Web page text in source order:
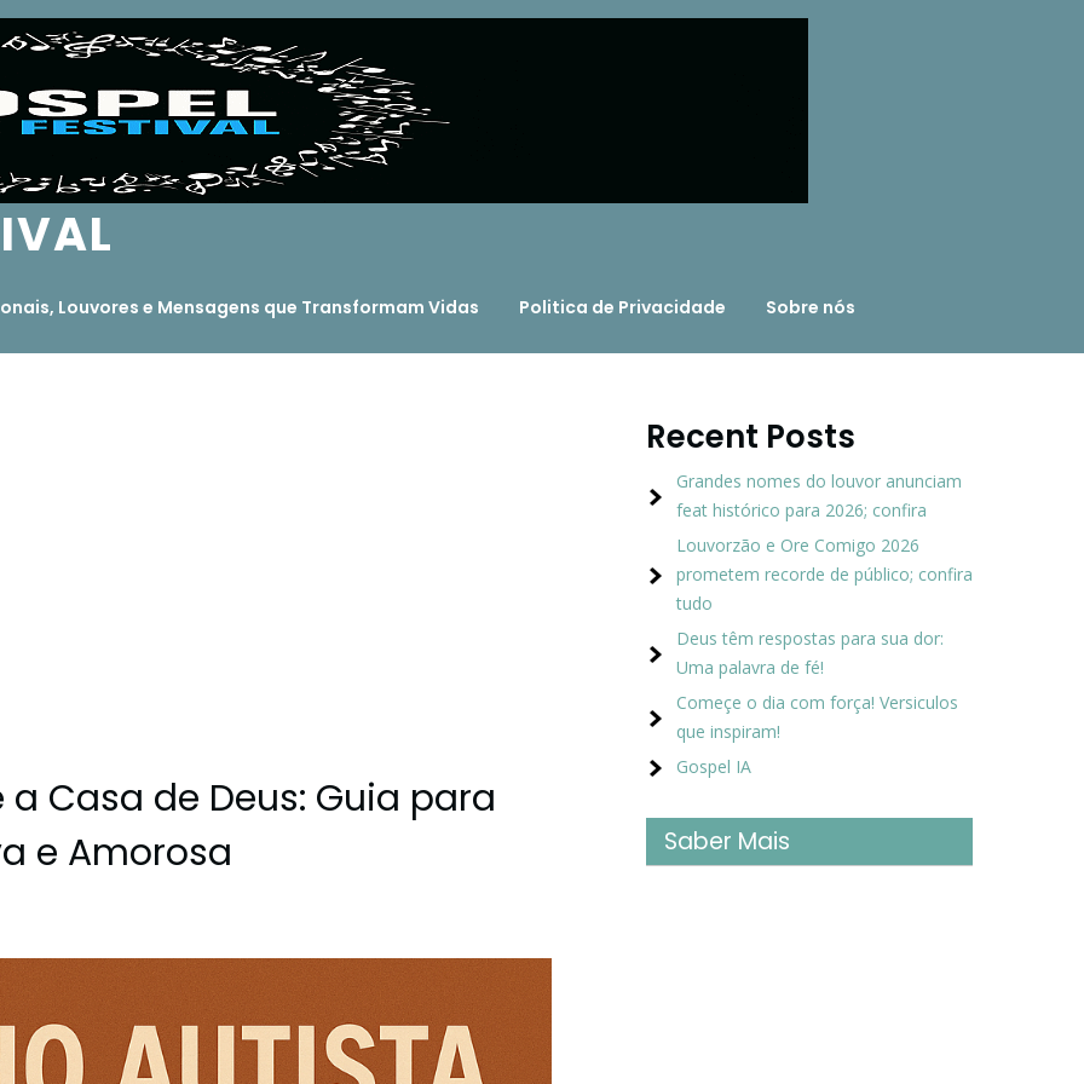
Louvores e Mensagens que Transformam Vidas Politica de Privacidade Sobre nós
Casa de Deus: Guia para
e Amorosa
Recent Posts
Grandes nomes do louvor anunciam
feat histórico para 2026; confira
Louvorzão e Ore Comigo 2026
prometem recorde de público; confira
tudo
Deus têm respostas para sua dor:
Uma palavra de fé!
Começe o dia com força! Versiculos
que inspiram!
Gospel IA
Saber Mais